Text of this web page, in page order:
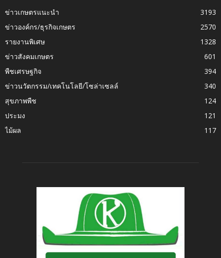
ข่าวเกษตรแนะนำ
3193
ข่าวองค์กร/ธุรกิจเกษตร
2570
รายงานพิเศษ
1328
ข่าวสังคมเกษตร
601
พืชเศรษฐกิจ
394
ข่าวนวัตกรรม/เทคโนโลยี/โซล่าเซลล์
340
สุขภาพพืช
124
ประมง
121
ไม้ผล
117